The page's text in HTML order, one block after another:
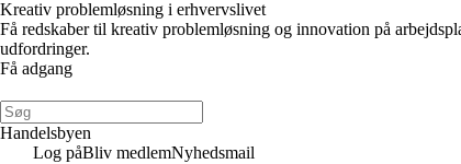
Kreativ problemløsning i erhvervslivet
Få redskaber til kreativ problemløsning og innovation på
udfordringer.
Få adgang
Handelsbyen
Log påBliv medlemNyhedsmail